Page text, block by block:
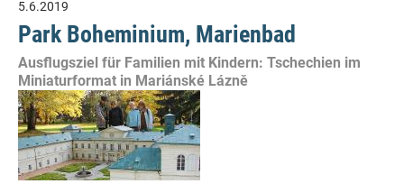
5.6.2019
Park Boheminium, Marienbad
Ausflugsziel für Familien mit Kindern: Tschechien im
Miniaturformat in Mariánské Lázně